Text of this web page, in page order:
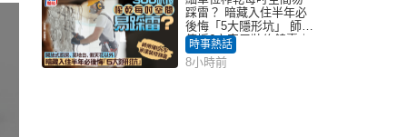
踩雷？ 暗藏入住半年必
後悔「5大隱形坑」 師傅
傳授6字家居裝修錦囊｜
Juicy叮
時事熱話
8小時前